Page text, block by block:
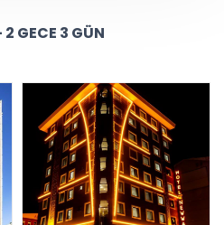
2 GECE 3 GÜN